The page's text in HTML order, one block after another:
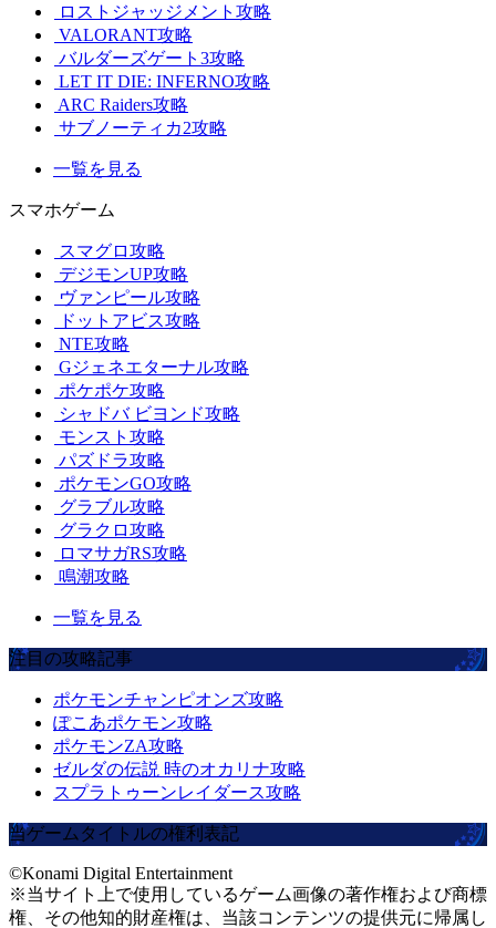
ロストジャッジメント攻略
VALORANT攻略
バルダーズゲート3攻略
LET IT DIE: INFERNO攻略
ARC Raiders攻略
サブノーティカ2攻略
一覧を見る
スマホゲーム
スマグロ攻略
デジモンUP攻略
ヴァンピール攻略
ドットアビス攻略
NTE攻略
Gジェネエターナル攻略
ポケポケ攻略
シャドバ ビヨンド攻略
モンスト攻略
パズドラ攻略
ポケモンGO攻略
グラブル攻略
グラクロ攻略
ロマサガRS攻略
鳴潮攻略
一覧を見る
注目の攻略記事
ポケモンチャンピオンズ攻略
ぽこあポケモン攻略
ポケモンZA攻略
ゼルダの伝説 時のオカリナ攻略
スプラトゥーンレイダース攻略
当ゲームタイトルの権利表記
©Konami Digital Entertainment
※当サイト上で使用しているゲーム画像の著作権および商標
権、その他知的財産権は、当該コンテンツの提供元に帰属し